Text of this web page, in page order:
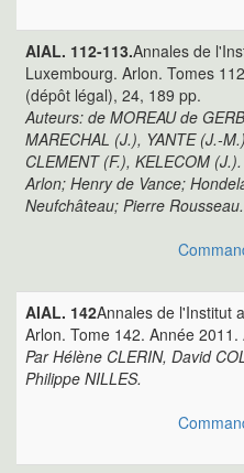
AIAL. 112-113.Annales de
Luxembourg. Arlon. Tomes
(dépôt légal), 24, 189 pp.
Auteurs: de MOREAU de
MARECHAL (J.), YANTE (J.-
CLEMENT (F.), KELECOM
Arlon; Henry de Vance;
Neufchâteau; Pierre Rousseau.
AIAL. 142Annales de l'Institut
Arlon. Tome 142. Année
Par Hélène CLERIN, David
Philippe NILLES.